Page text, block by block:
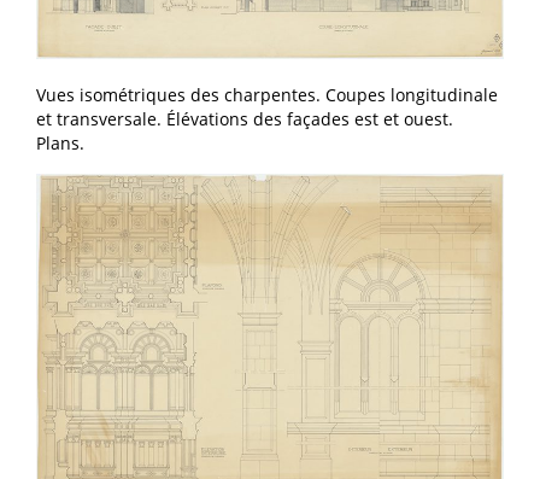
Vues isométriques des charpentes. Coupes longitudinale
et transversale. Élévations des façades est et ouest.
Plans.